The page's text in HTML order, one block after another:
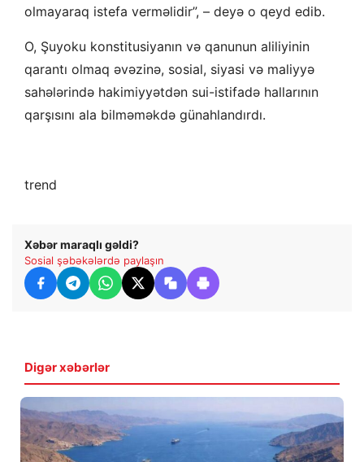
olmayaraq istefa verməlidir”, – deyə o qeyd edib.
O, Şuyoku konstitusiyanın və qanunun aliliyinin
qarantı olmaq əvəzinə, sosial, siyasi və maliyyə
sahələrində hakimiyyətdən sui-istifadə hallarının
qarşısını ala bilməməkdə günahlandırdı.
trend
Xəbər maraqlı gəldi?
Sosial şəbəkələrdə paylaşın
Digər xəbərlər